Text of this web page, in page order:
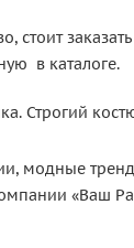
стоит
в каталоге.
Строгий
модные
«Ваш